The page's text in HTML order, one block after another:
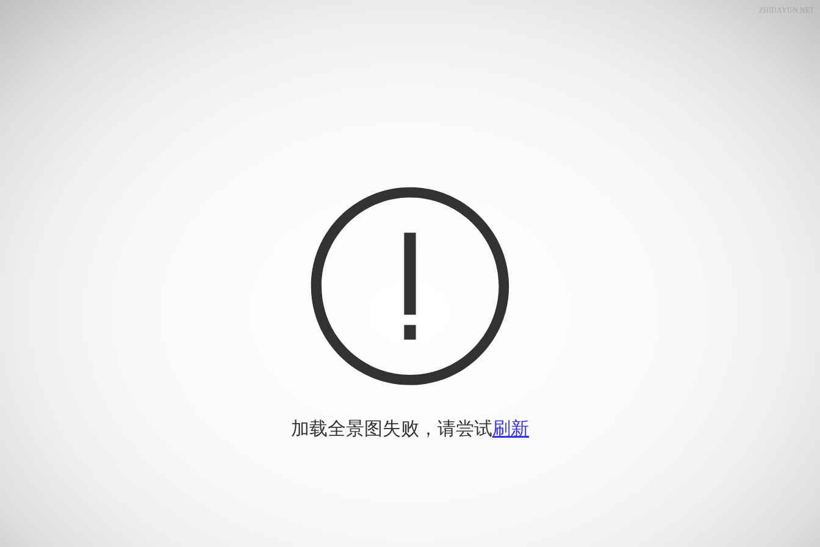
加载全景图失败，请尝试刷新
ZHIDAYUN.NET